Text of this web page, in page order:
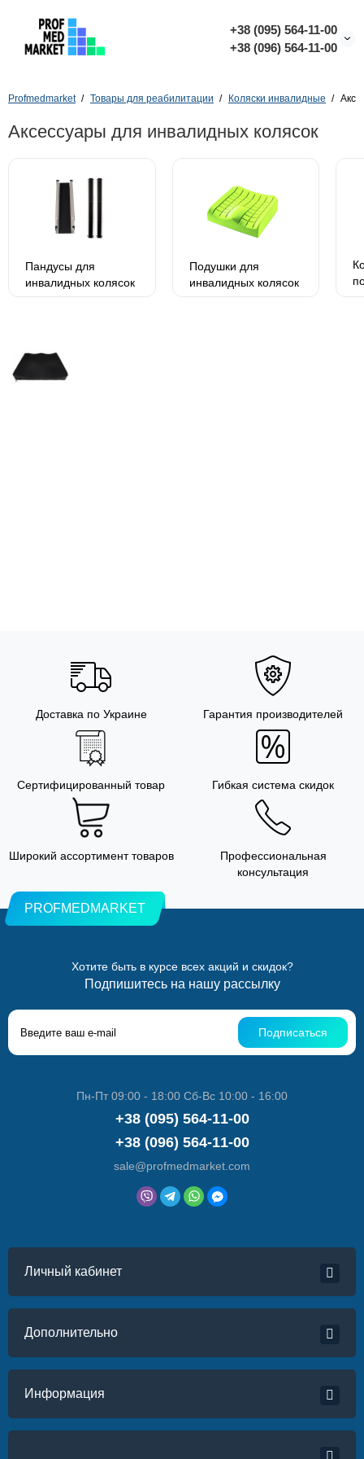
+38 (095) 564-11-00
+38 (096) 564-11-00
Profmedmarket Товары для реабилитации Коляски инвалидные
Аксессуары для инвалидных колясок
Пандусы для
инвалидных колясок
Подушки для
инвалидных колясок
Доставка по Украине Гарантия производителей
Сертифицированный товар Гибкая система скидок
Широкий ассортимент товаров
Профессиональная
консультация
PROFMEDMARKET
Хотите быть в курсе всех акций и скидок?
Подпишитесь на нашу рассылку
Подписаться
Пн-Пт 09:00 - 18:00 Сб-Вс 10:00 - 16:00
+38 (095) 564-11-00
+38 (096) 564-11-00
sale@profmedmarket.com
Личный кабинет
Дополнительно
Информация